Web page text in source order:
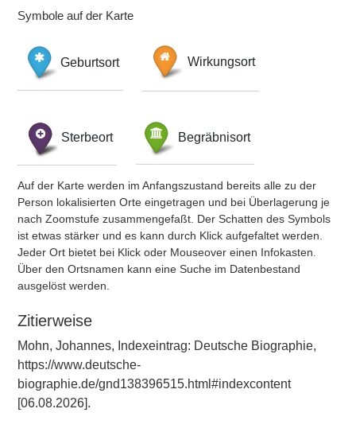
Symbole auf der Karte
Geburtsort Wirkungsort
Sterbeort Begräbnisort
Auf der Karte werden im Anfangszustand bereits alle zu der
Person lokalisierten Orte eingetragen und bei Überlagerung je
nach Zoomstufe zusammengefaßt. Der Schatten des Symbols
ist etwas stärker und es kann durch Klick aufgefaltet werden.
Jeder Ort bietet bei Klick oder Mouseover einen Infokasten.
Über den Ortsnamen kann eine Suche im Datenbestand
ausgelöst werden.
Zitierweise
Mohn, Johannes, Indexeintrag: Deutsche Biographie,
https://www.deutsche-
biographie.de/gnd138396515.html#indexcontent
[06.08.2026].